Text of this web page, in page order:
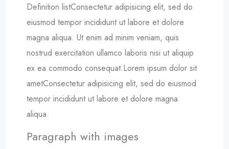
Definition listConsectetur adipisicing elit, sed do
eiusmod tempor incididunt ut labore et dolore
magna aliqua. Ut enim ad minim veniam, quis
nostrud exercitation ullamco laboris nisi ut aliquip
ex ea commodo consequat.Lorem ipsum dolor sit
ametConsectetur adipisicing elit, sed do eiusmod
tempor incididunt ut labore et dolore magna
aliqua.
Paragraph with images